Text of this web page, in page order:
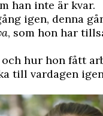
han inte är kvar.
igen, denna
, som hon har
hur hon fått
till vardagen